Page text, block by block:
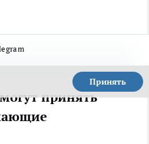
Принять
принять